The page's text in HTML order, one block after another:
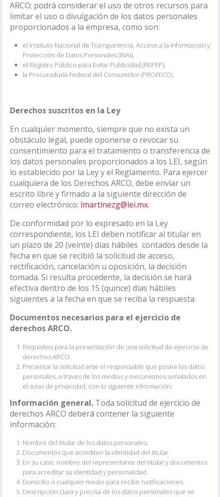
ARCO; podrá considerar el uso de otros recursos para
limitar el uso o divulgación de los datos personales
proporcionados a la empresa, como son:
el Instituto Nacional de Transparencia, Acceso a la Información y
Protección de Datos Personales (INAI),
el Registro Público para Evitar Publicidad (REPEP),
la Procuraduría Federal del Consumidor (PROFECO).
Derechos suscritos en la Ley
En cualquier momento, siempre que no exista un
obstáculo legal, puede oponerse o revocar su
consentimiento para el tratamiento o transferencia de
los datos personales proporcionados a los LEI, según
lo establecido por la Ley y el Reglamento. Para ejercer
cualquiera de los Derechos ARCO, debe enviar un
escrito libre y firmado a la siguiente dirección de
correo electrónico: lmartinezg@lei.mx.
De conformidad por lo expresado en la Ley
correspondiente, los LEI deben notificar al titular en
un plazo de 20 (veinte) días hábiles contados desde la
fecha en que se recibió la solicitud de acceso,
rectificación, cancelación u oposición, la decisión
tomada. Si resulta procedente, la decisión se hará
efectiva dentro de los 15 (quince) días hábiles
siguientes a la fecha en que se reciba la respuesta.
Documentos necesarios para el ejercicio de
derechos ARCO.
Requisitos para la presentación de una solicitud de ejercicio de
derechos ARCO.
Presentar la solicitud ante el responsable que posee los datos
personales, a través de los medios y mecanismos señalados en
el aviso de privacidad, con la siguiente información:
Información general. Toda solicitud de ejercicio de
derechos ARCO deberá contener la siguiente
información:
Nombre del titular de los datos personales.
Documentos que acrediten la identidad del titular.
En su caso, nombre del representante del titular y documentos
para acreditar su identidad y personalidad.
Domicilio o cualquier medio para recibir notificaciones.
Descripción clara y precisa de los datos personales que se